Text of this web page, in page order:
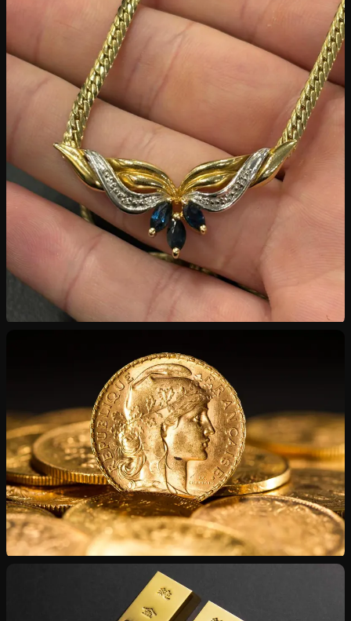
Chaînes, bagues, montres — état intact ou endommagé
Napoléons, Souverains, Dollars — certificats inclus